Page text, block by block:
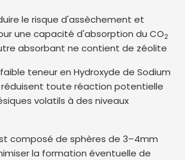
le risque d'assèchement et
une capacité d'absorption du CO2
absorbant ne contient de zéolite
teneur en Hydroxyde de Sodium
toute réaction potentielle
volatils à des niveaux
composé de sphères de 3–4mm
la formation éventuelle de